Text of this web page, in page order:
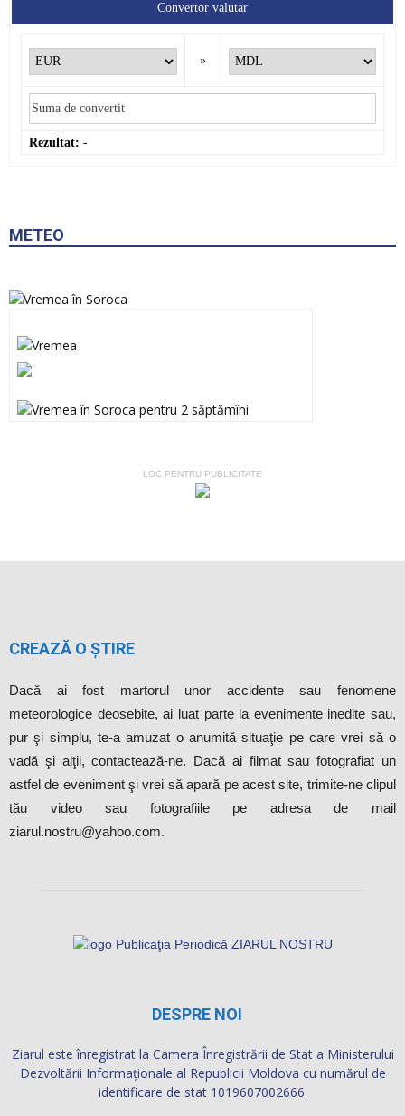
Convertor valutar
»
Rezultat: -
METEO
LOC PENTRU PUBLICITATE
CREAZĂ O ȘTIRE
Dacă ai fost martorul unor accidente sau fenomene
meteorologice deosebite, ai luat parte la evenimente inedite sau,
pur şi simplu, te-a amuzat o anumită situaţie pe care vrei să o
vadă şi alţii, contactează-ne. Dacă ai filmat sau fotografiat un
astfel de eveniment şi vrei să apară pe acest site, trimite-ne clipul
tău video sau fotografiile pe adresa de mail
ziarul.nostru@yahoo.com.
DESPRE NOI
Ziarul este înregistrat la Camera Înregistrării de Stat a Ministerului
Dezvoltării Informaţionale al Republicii Moldova cu numărul de
identificare de stat 1019607002666.